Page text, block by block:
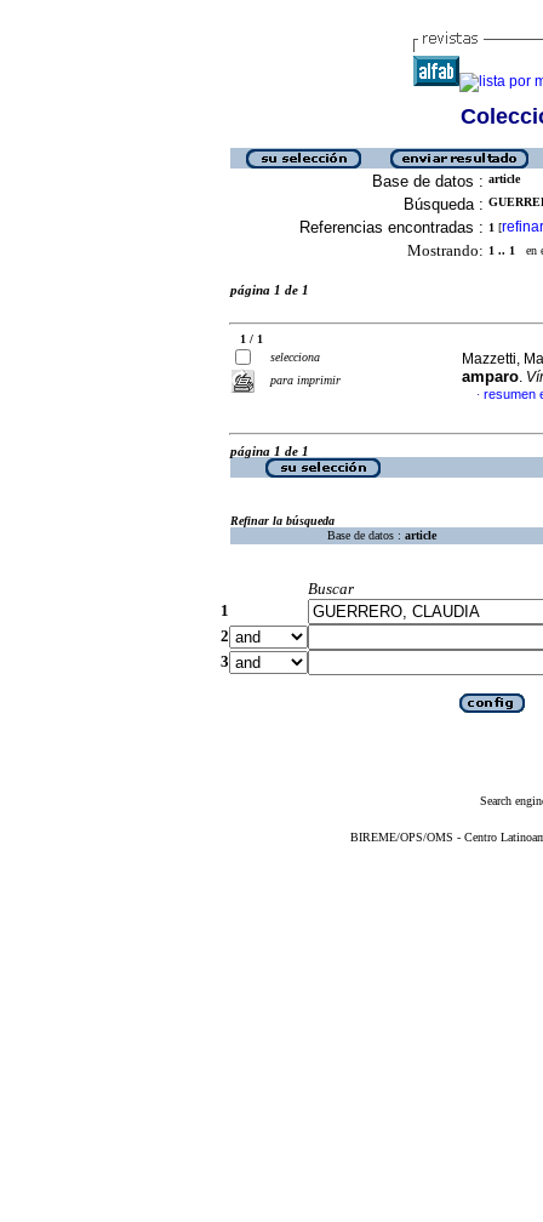
Base de datos : article
Búsqueda :
Referencias encontradas : 1 [refinar
Mostrando: 1 .. 1 en
página 1 de 1
1 / 1
selecciona
para imprimir
Mazzetti,
amparo.
· resumen
página 1 de 1
Refinar la búsqueda
Base de datos : article
Buscar
1
2
3
Search
BIREME/OPS/OMS - Centro